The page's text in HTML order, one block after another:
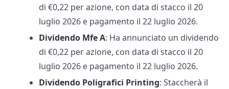
di €0,22 per azione, con data di stacco il 20
luglio 2026 e pagamento il 22 luglio 2026.​
Dividendo Mfe A: Ha annunciato un dividendo
di €0,22 per azione, con data di stacco il 20
luglio 2026 e pagamento il 22 luglio 2026.​
Dividendo Poligrafici Printing: Staccherà il